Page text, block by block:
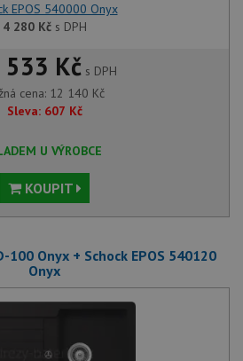
EPOS 540000 Onyx
4 280 Kčs DPH
533 Kč s DPH
cena: 12 140 Kč
Sleva: 607 Kč
U VÝROBCE
KOUPIT
100 Onyx + Schock EPOS 540120
Onyx